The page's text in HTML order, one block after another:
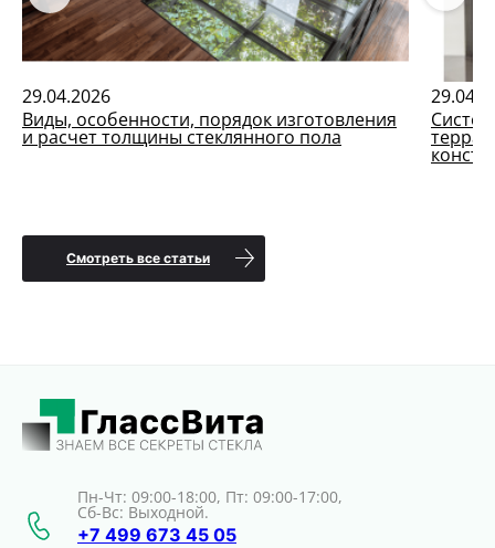
29.04.2026
Виды, особенности, порядок изготовления
и расчет толщины стеклянного пола
Смотреть все статьи
Пн-Чт: 09:00-18:00, Пт: 09:00-17:00,
Сб-Вс: Выходной.
+7 499 673 45 05